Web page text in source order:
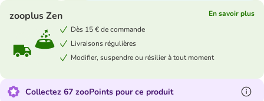
zooplus Zen
En savoir plus
Dès 15 € de commande
Livraisons régulières
Modifier, suspendre ou résilier à tout moment
Collectez 67 zooPoints pour ce produit